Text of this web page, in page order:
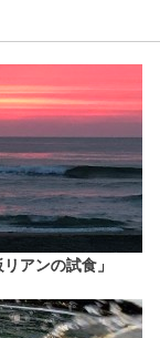
アンの試食」